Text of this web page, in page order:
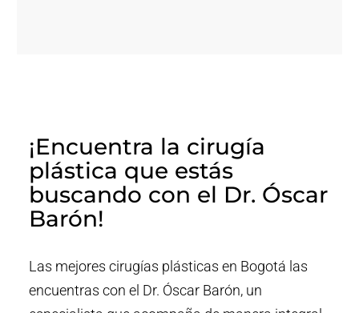
¡Encuentra la cirugía
plástica que estás
buscando con el Dr. Óscar
Barón!
Las mejores cirugías plásticas en Bogotá las
encuentras con el Dr. Óscar Barón, un